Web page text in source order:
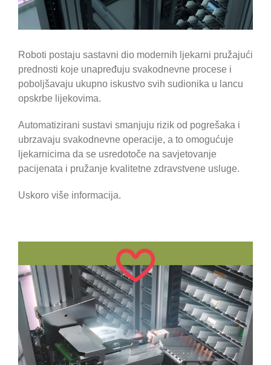
Roboti postaju sastavni dio modernih ljekarni pružajući
prednosti koje unapređuju svakodnevne procese i
poboljšavaju ukupno iskustvo svih sudionika u lancu
opskrbe lijekovima.
Automatizirani sustavi smanjuju rizik od pogrešaka i
ubrzavaju svakodnevne operacije, a to omogućuje
ljekarnicima da se usredotoče na savjetovanje
pacijenata i pružanje kvalitetne zdravstvene usluge.
Uskoro više informacija.